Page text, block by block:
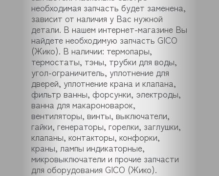
необходимая запчасть будет заменена,
зависит от наличия у Вас нужной
детали. В нашем интернет-магазине Вы
найдете необходимую запчасть GICO
(Жико). В наличии: термопары,
термостаты, тэны, трубки для воды,
угол-ограничитель, уплотнение для
дверей, уплотнение крана и клапана,
фильтр ванны, форсунки, электроды,
ванна для макароноварок,
вентиляторы, винты, выключатели,
гайки, генераторы, горелки, заглушки,
клапаны, контакторы, конфорки,
краны, лампы индикаторные,
микровыключатели и прочие запчасти
для оборудования GICO (Жико).